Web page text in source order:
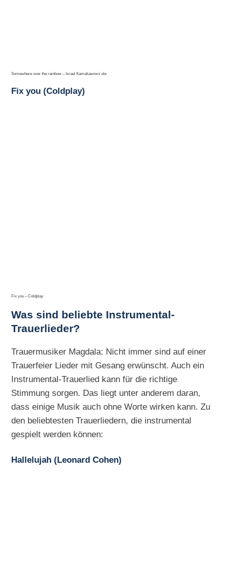
Somewhere over the rainbow – Israel Kamakawiwo´ole
Fix you (Coldplay)
Fix you – Coldplay
Was sind beliebte Instrumental-
Trauerlieder?
Trauermusiker Magdala: Nicht immer sind auf einer
Trauerfeier Lieder mit Gesang erwünscht. Auch ein
Instrumental-Trauerlied kann für die richtige
Stimmung sorgen. Das liegt unter anderem daran,
dass einige Musik auch ohne Worte wirken kann. Zu
den beliebtesten Trauerliedern, die instrumental
gespielt werden können:
Hallelujah (Leonard Cohen)